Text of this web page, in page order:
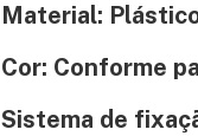
Material:
Cor: Conforme
Sistema de